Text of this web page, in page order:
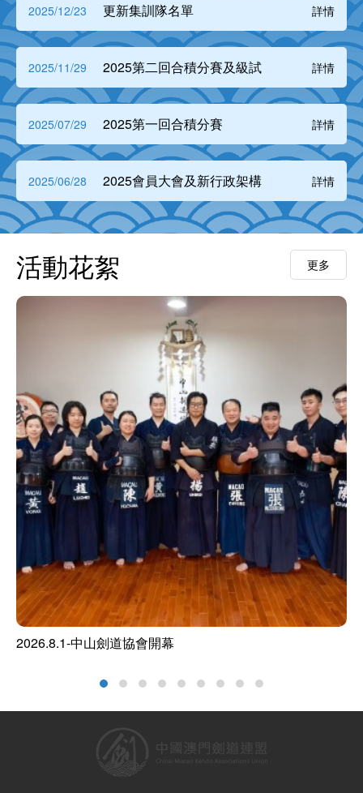
2025/12/23 更新集訓隊名單 詳情
2025/11/29 2025第二回合積分賽及級試 詳情
2025/07/29 2025第一回合積分賽 詳情
2025/06/28 2025會員大會及新行政架構 詳情
活動花絮 更多
2026.8.1-中山劍道協會開幕